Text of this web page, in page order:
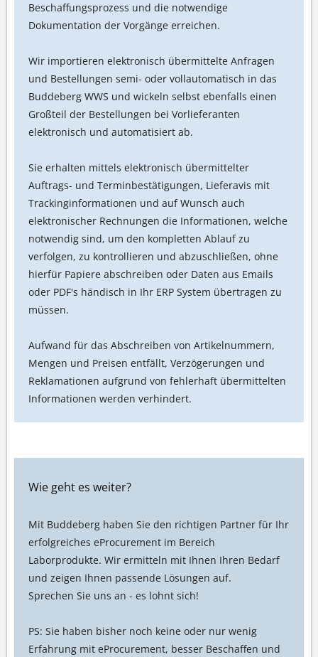
Beschaffungsprozess und die notwendige
Dokumentation der Vorgänge erreichen.
Wir importieren elektronisch übermittelte Anfragen
und Bestellungen semi- oder vollautomatisch in das
Buddeberg WWS und wickeln selbst ebenfalls einen
Großteil der Bestellungen bei Vorlieferanten
elektronisch und automatisiert ab.
Sie erhalten mittels elektronisch übermittelter
Auftrags- und Terminbestätigungen, Lieferavis mit
Trackinginformationen und auf Wunsch auch
elektronischer Rechnungen die Informationen, welche
notwendig sind, um den kompletten Ablauf zu
verfolgen, zu kontrollieren und abzuschließen, ohne
hierfür Papiere abschreiben oder Daten aus Emails
oder PDF's händisch in Ihr ERP System übertragen zu
müssen.
Aufwand für das Abschreiben von Artikelnummern,
Mengen und Preisen entfällt, Verzögerungen und
Reklamationen aufgrund von fehlerhaft übermittelten
Informationen werden verhindert.
Wie geht es weiter?
Mit Buddeberg haben Sie den richtigen Partner für Ihr
erfolgreiches eProcurement im Bereich
Laborprodukte. Wir ermitteln mit Ihnen Ihren Bedarf
und zeigen Ihnen passende Lösungen auf.
Sprechen Sie uns an - es lohnt sich!
PS: Sie haben bisher noch keine oder nur wenig
Erfahrung mit eProcurement, besser Beschaffen und